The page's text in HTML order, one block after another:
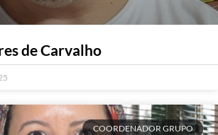
de Carvalho
COORDENADOR GRUPO